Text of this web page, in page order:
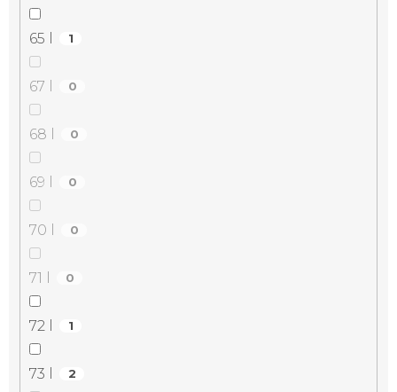
65 l 1
67 l 0
68 l 0
69 l 0
70 l 0
71 l 0
72 l 1
73 l 2